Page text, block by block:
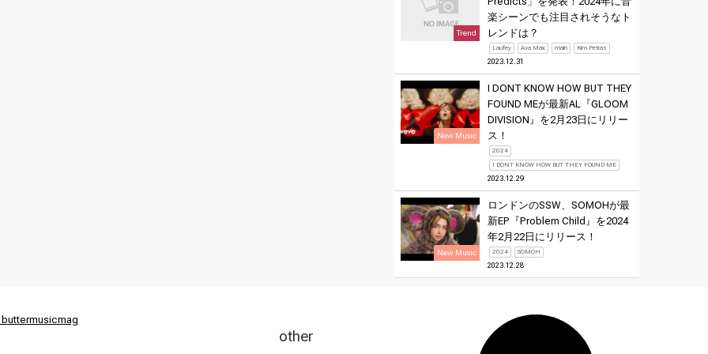
Trend
楽シーンでも注目されそうなト
レンドは？
Laufey Ava Max main Kim Petras
2023.12.31
New Music
I DONT KNOW HOW BUT THEY
FOUND MEが最新AL『GLOOM
DIVISION』を2月23日にリリー
ス！
2024
I DONT KNOW HOW BUT THEY FOUND ME
2023.12.29
New Music
ロンドンのSSW、SOMOHが最
新EP『Problem Child』を2024
年2月22日にリリース！
2024 SOMOH
2023.12.28
other